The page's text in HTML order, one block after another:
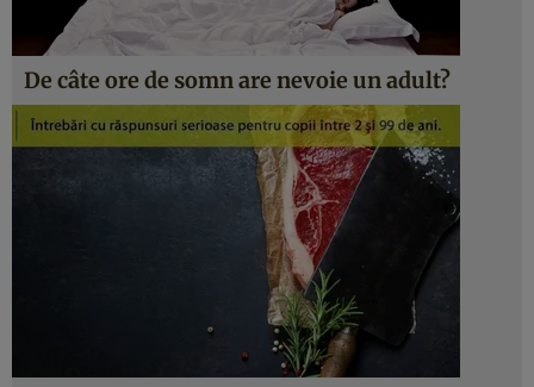
De câte ore de somn are nevoie un adult?